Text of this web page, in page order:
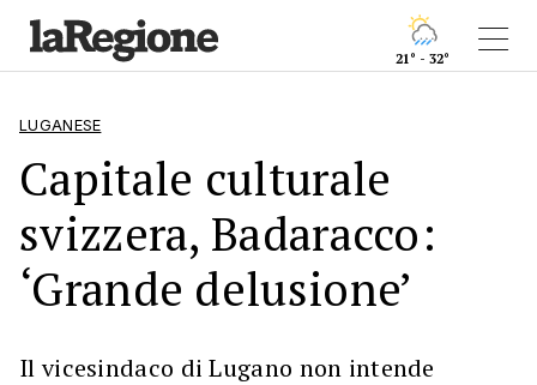
21° - 32°
LUGANESE
Capitale culturale
svizzera, Badaracco:
‘Grande delusione’
Il vicesindaco di Lugano non intende